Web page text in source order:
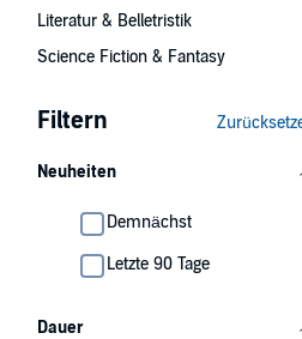
Literatur & Belletristik
Science Fiction & Fantasy
Filtern
Neuheiten
Demnächst
Letzte 90 Tage
Dauer